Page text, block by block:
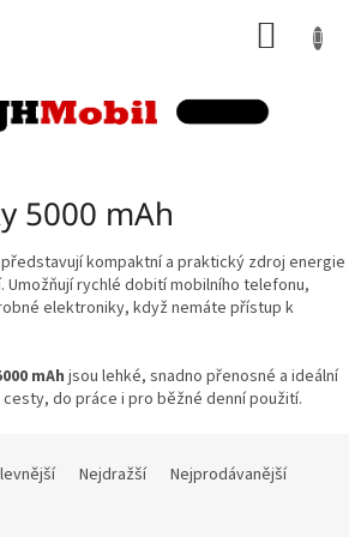
5000 mAh
kompaktní a praktický zdroj energie
rychlé dobití mobilního telefonu,
elektroniky, když nemáte přístup k
mAh jsou lehké, snadno přenosné a ideální
do práce i pro běžné denní použití.
Nejdražší
Nejprodávanější